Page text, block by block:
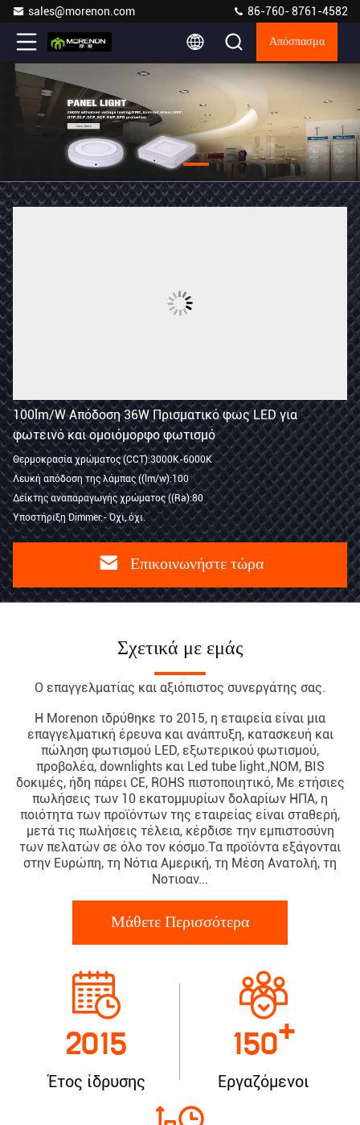
sales@morenon.com 86-760- 8761-4582
Απόσπασμα
100lm/W Απόδοση 36W Πρισματικό φως LED για
φωτεινό και ομοιόμορφο φωτισμό
Θερμοκρασία χρώματος (CCT):3000K-6000K
Λευκή απόδοση της λάμπας ((lm/w):100
Δείκτης αναπαραγωγής χρώματος ((Ra):80
Υποστήριξη Dimmer:- Όχι, όχι.
Επικοινωνήστε τώρα
Σχετικά με εμάς
Ο επαγγελματίας και αξιόπιστος συνεργάτης σας.
Η Morenon ιδρύθηκε το 2015, η εταιρεία είναι μια
επαγγελματική έρευνα και ανάπτυξη, κατασκευή και
πώληση φωτισμού LED, εξωτερικού φωτισμού,
προβολέα, downlights και Led tube light.,NOM, BIS
δοκιμές, ήδη πάρει CE, ROHS πιστοποιητικό, Με ετήσιες
πωλήσεις των 10 εκατομμυρίων δολαρίων ΗΠΑ, η
ποιότητα των προϊόντων της εταιρείας είναι σταθερή,
μετά τις πωλήσεις τέλεια, κέρδισε την εμπιστοσύνη
των πελατών σε όλο τον κόσμο.Τα προϊόντα εξάγονται
στην Ευρώπη, τη Νότια Αμερική, τη Μέση Ανατολή, τη
Νοτιοαν...
Μάθετε Περισσότερα
2015
Έτος ίδρυσης
150+
Εργαζόμενοι